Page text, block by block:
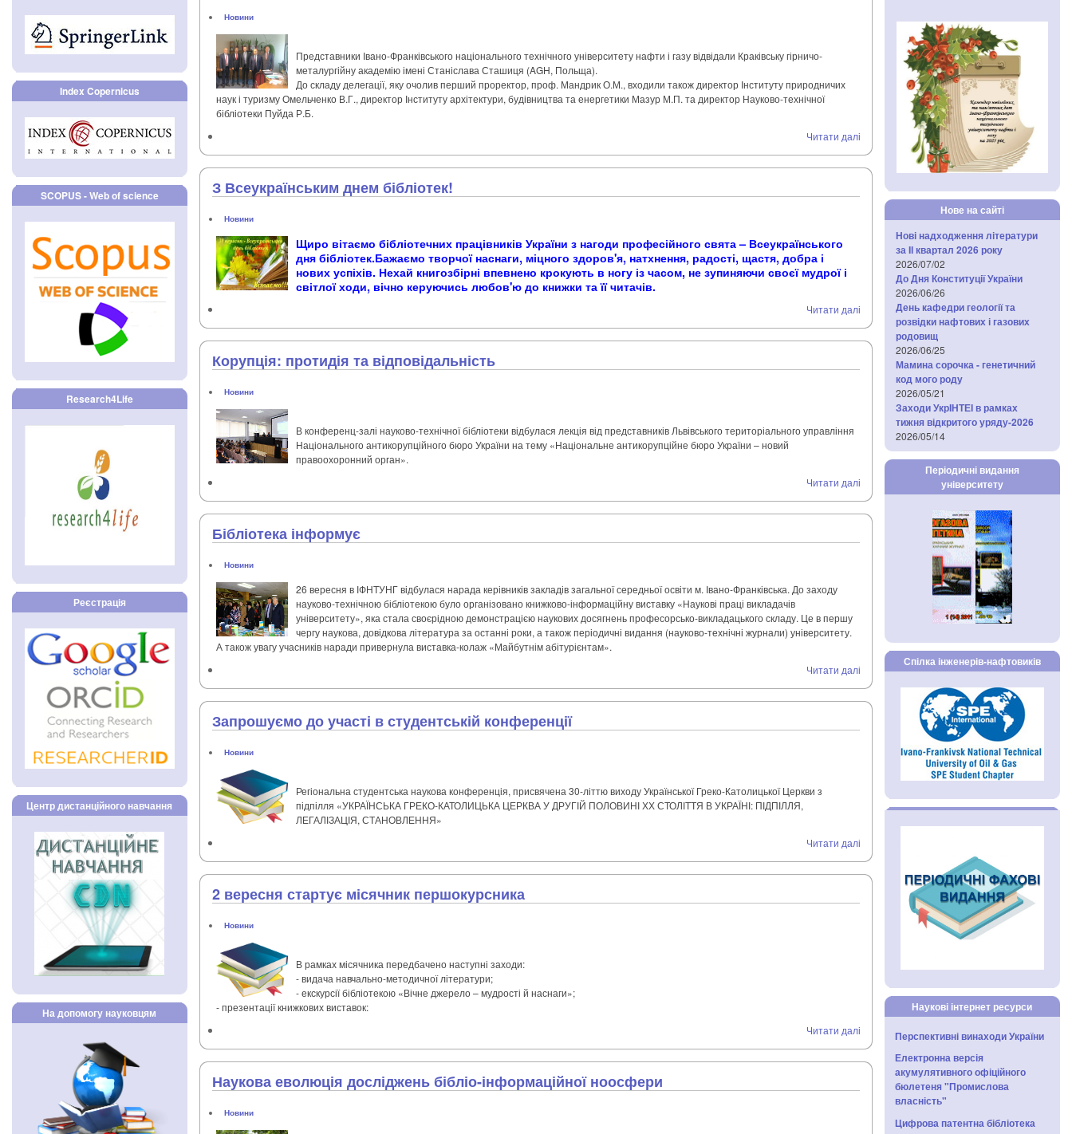
Index Copernicus
SCOPUS - Web of science
Research4Life
Реєстрація
Центр дистанційного навчання
На допомогу науковцям
Новини
Представники Івано-Франківського національного технічного університету нафти і газу відвідали Краківську гірничо-
металургійну академію імені Станіслава Сташиця (AGH, Польща).
До складу делегації, яку очолив перший проректор, проф. Мандрик О.М., входили також директор Інституту природничих
наук і туризму Омельченко В.Г., директор Інституту архітектури, будівництва та енергетики Мазур М.П. та директор Науково-технічної
бібліотеки Пуйда Р.Б.
Читати далі
З Всеукраїнським днем бібліотек!
Новини
Щиро вітаємо бібліотечних працівників України з нагоди професійного свята – Всеукраїнського
дня бібліотек.Бажаємо творчої наснаги, міцного здоров'я, натхнення, радості, щастя, добра і
нових успіхів. Нехай книгозбірні впевнено крокують в ногу із часом, не зупиняючи своєї мудрої і
світлої ходи, вічно керуючись любов'ю до книжки та її читачів.
Читати далі
Корупція: протидія та відповідальність
Новини
В конференц-залі науково-технічної бібліотеки відбулася лекція від представників Львівського територіального управління
Національного антикорупційного бюро України на тему «Національне антикорупційне бюро України – новий
правоохоронний орган».
Читати далі
Бібліотека інформує
Новини
26 вересня в ІФНТУНГ відбулася нарада керівників закладів загальної середньої освіти м. Івано-Франківська. До заходу
науково-технічною бібліотекою було організовано книжково-інформаційну виставку «Наукові праці викладачів
університету», яка стала своєрідною демонстрацією наукових досягнень професорсько-викладацького складу. Це в першу
чергу наукова, довідкова література за останні роки, а також періодичні видання (науково-технічні журнали) університету.
А також увагу учасників наради привернула виставка-колаж «Майбутнім абітурієнтам».
Читати далі
Запрошуємо до участі в студентській конференції
Новини
Регіональна студентська наукова конференція, присвячена 30-літтю виходу Української Греко-Католицької Церкви з
підпілля «УКРАЇНСЬКА ГРЕКО-КАТОЛИЦЬКА ЦЕРКВА У ДРУГІЙ ПОЛОВИНІ ХХ СТОЛІТТЯ В УКРАЇНІ: ПІДПІЛЛЯ,
ЛЕГАЛІЗАЦІЯ, СТАНОВЛЕННЯ»
Читати далі
2 вересня стартує місячник першокурсника
Новини
В рамках місячника передбачено наступні заходи:
- видача навчально-методичної літератури;
- екскурсії бібліотекою «Вічне джерело – мудрості й наснаги»;
- презентації книжкових виставок:
Читати далі
Наукова еволюція досліджень бібліо-інформаційної ноосфери
Новини
Нове на сайті
Нові надходження літератури
за IІ квартал 2026 року
2026/07/02
До Дня Конституції України
2026/06/26
День кафедри геології та
розвідки нафтових і газових
родовищ
2026/06/25
Мамина сорочка - генетичний
код мого роду
2026/05/21
Заходи УкрІНТЕІ в рамках
тижня відкритого уряду-2026
2026/05/14
Періодичні видання
університету
Спілка інженерів-нафтовиків
Наукові інтернет ресурси
Перспективні винаходи України
Електронна версія
акумулятивного офіційного
бюлетеня "Промислова
власність"
Цифрова патентна бібліотека